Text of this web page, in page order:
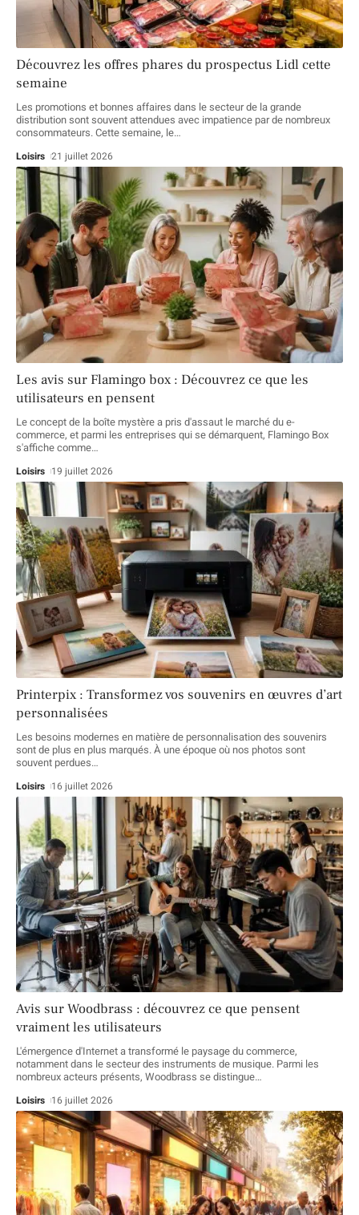
Découvrez les offres phares du prospectus Lidl cette
semaine
Les promotions et bonnes affaires dans le secteur de la grande
distribution sont souvent attendues avec impatience par de nombreux
consommateurs. Cette semaine, le…
Loisirs 21 juillet 2026
Les avis sur Flamingo box : Découvrez ce que les
utilisateurs en pensent
Le concept de la boîte mystère a pris d'assaut le marché du e-
commerce, et parmi les entreprises qui se démarquent, Flamingo Box
s'affiche comme…
Loisirs 19 juillet 2026
Printerpix : Transformez vos souvenirs en œuvres d’art
personnalisées
Les besoins modernes en matière de personnalisation des souvenirs
sont de plus en plus marqués. À une époque où nos photos sont
souvent perdues…
Loisirs 16 juillet 2026
Avis sur Woodbrass : découvrez ce que pensent
vraiment les utilisateurs
L'émergence d'Internet a transformé le paysage du commerce,
notamment dans le secteur des instruments de musique. Parmi les
nombreux acteurs présents, Woodbrass se distingue…
Loisirs 16 juillet 2026